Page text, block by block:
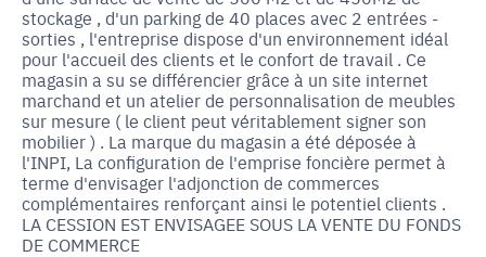
stockage , d'un parking de 40 places avec 2 entrées -
sorties , l'entreprise dispose d'un environnement idéal
pour l'accueil des clients et le confort de travail . Ce
magasin a su se différencier grâce à un site internet
marchand et un atelier de personnalisation de meubles
sur mesure ( le client peut véritablement signer son
mobilier ) . La marque du magasin a été déposée à
l'INPI, La configuration de l'emprise foncière permet à
terme d'envisager l'adjonction de commerces
complémentaires renforçant ainsi le potentiel clients .
LA CESSION EST ENVISAGEE SOUS LA VENTE DU FONDS
DE COMMERCE